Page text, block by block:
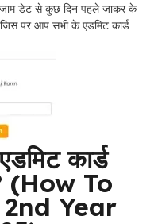
डेट से कुछ दिन पहले जाकर के
पर आप सभी के एडमिट कार्ड
कार्ड
(How To
Year